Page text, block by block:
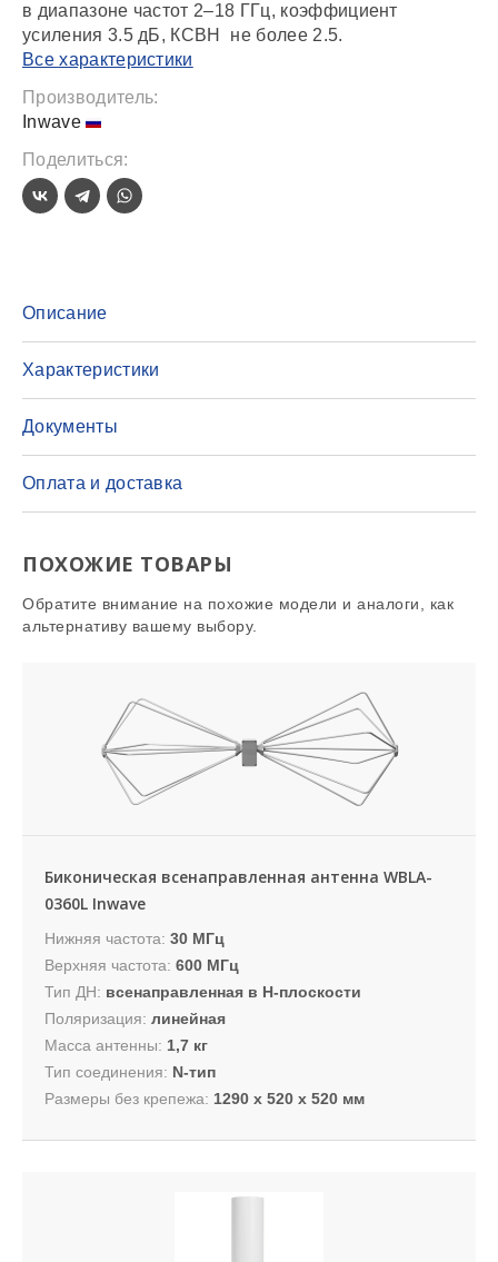
в диапазоне частот 2–18 ГГц, коэффициент
усиления 3.5 дБ, КСВН не более 2.5.
Все характеристики
Производитель:
Inwave
Поделиться:
Описание
Характеристики
Документы
Оплата и доставка
ПОХОЖИЕ ТОВАРЫ
Обратите внимание на похожие модели и аналоги, как
альтернативу вашему выбору.
Биконическая всенаправленная антенна WBLA-
0360L Inwave
Нижняя частота: 30 МГц
Верхняя частота: 600 МГц
Тип ДН: всенаправленная в H-плоскости
Поляризация: линейная
Масса антенны: 1,7 кг
Тип соединения: N-тип
Размеры без крепежа: 1290 х 520 х 520 мм